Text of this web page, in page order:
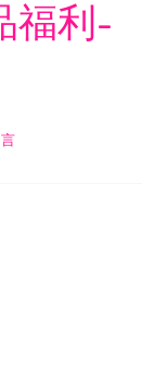
福利-